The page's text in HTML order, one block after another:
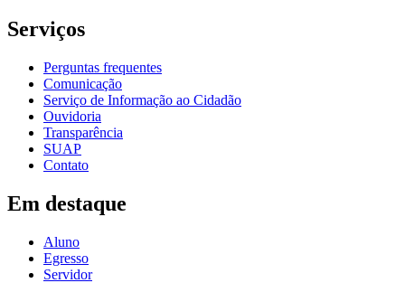
Serviços
Perguntas frequentes
Comunicação
Serviço de Informação ao Cidadão
Ouvidoria
Transparência
SUAP
Contato
Em destaque
Aluno
Egresso
Servidor